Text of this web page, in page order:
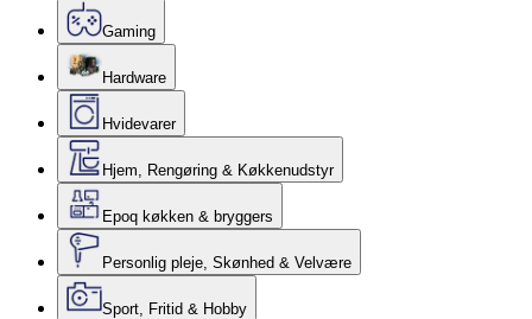
Gaming
Hardware
Hvidevarer
Hjem, Rengøring & Køkkenudstyr
Epoq køkken & bryggers
Personlig pleje, Skønhed & Velvære
Sport, Fritid & Hobby